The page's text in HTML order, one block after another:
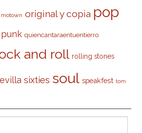
motown original y copia pop
punk quiencantaraentuentierro
and roll rolling stones
sixties soul speakfest tom